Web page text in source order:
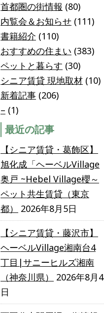
首都圏の街情報 (80)
内覧会＆お知らせ (111)
書籍紹介 (110)
おすすめの住まい (383)
ペットと暮らす (30)
シニア賃貸 現地取材 (10)
新着記事 (206)
– (1)
最近の記事
【シニア賃貸・葛飾区】
旭化成「ヘーベルVillage
奥戸 ~Hebel Village櫻～
ペット共生賃貸（東京
都）
2026年8月5日
【シニア賃貸・藤沢市】
ヘーベルVillage湘南台4
丁目|サニーヒルズ湘南
（神奈川県）
2026年8月4
日